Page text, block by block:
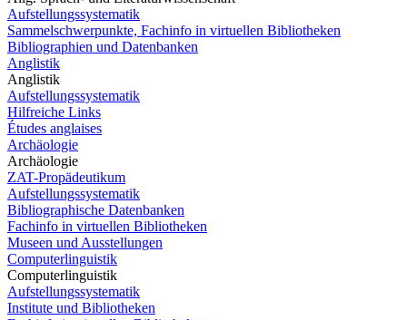
Aufstellungssystematik
Sammelschwerpunkte, Fachinfo in virtuellen Bibliotheken
Bibliographien und Datenbanken
Anglistik
Anglistik
Aufstellungssystematik
Hilfreiche Links
Études anglaises
Archäologie
Archäologie
ZAT-Propädeutikum
Aufstellungssystematik
Bibliographische Datenbanken
Fachinfo in virtuellen Bibliotheken
Museen und Ausstellungen
Computerlinguistik
Computerlinguistik
Aufstellungssystematik
Institute und Bibliotheken